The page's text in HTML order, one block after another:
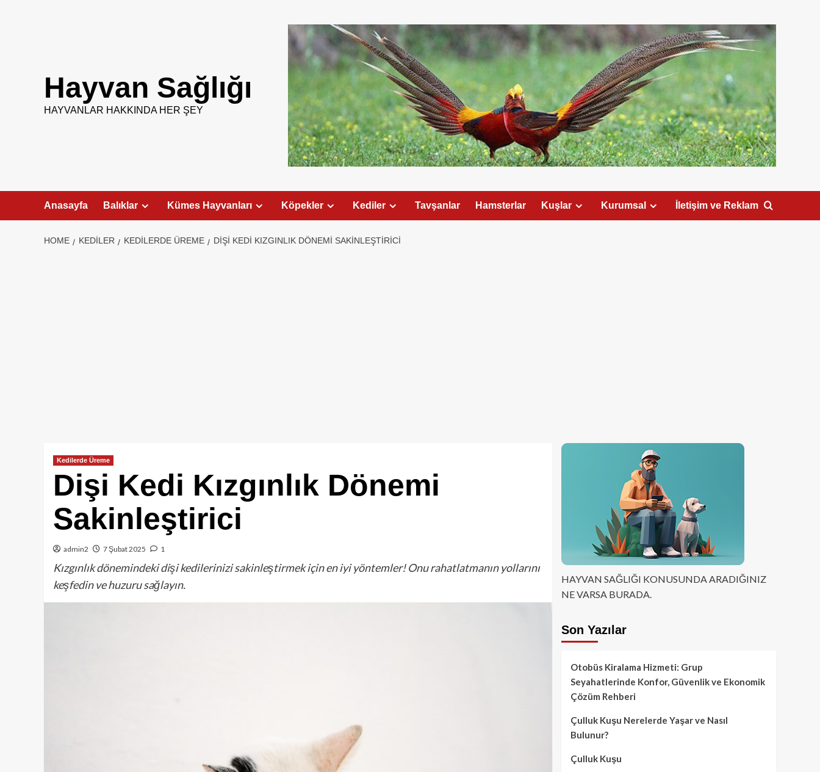
Hayvan Sağlığı
HAYVANLAR HAKKINDA HER ŞEY
Anasayfa Balıklar Kümes Hayvanları Köpekler Kediler Tavşanlar Hamsterlar Kuşlar Kurumsal İletişim ve Reklam
HOME KEDILER KEDILERDE ÜREME DIŞI KEDI KIZGINLIK DÖNEMI SAKINLEŞTIRICI
Kedilerde Üreme
Dişi Kedi Kızgınlık Dönemi
Sakinleştirici
admin2 7 Şubat 2025 1
Kızgınlık dönemindeki dişi kedilerinizi sakinleştirmek için en iyi yöntemler! Onu rahatlatmanın yollarını
keşfedin ve huzuru sağlayın.
HAYVAN SAĞLIĞI KONUSUNDA ARADIĞINIZ
NE VARSA BURADA.
Son Yazılar
Otobüs Kiralama Hizmeti: Grup
Seyahatlerinde Konfor, Güvenlik ve Ekonomik
Çözüm Rehberi
Çulluk Kuşu Nerelerde Yaşar ve Nasıl
Bulunur?
Çulluk Kuşu